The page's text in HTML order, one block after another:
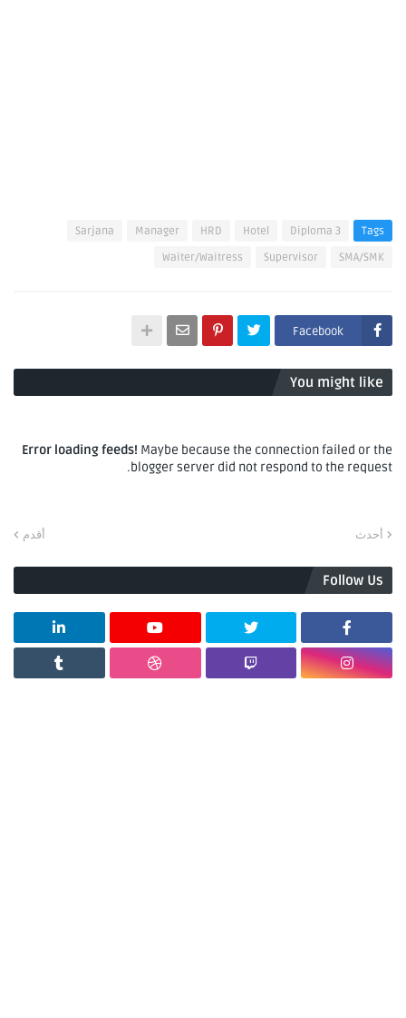
Tags
Diploma 3
Hotel
HRD
Manager
Sarjana
SMA/SMK
Supervisor
Waiter/Waitress
Facebook
You might like
Error loading feeds! Maybe because the connection failed or the
blogger server did not respond to the request.
أحدث أقدم
Follow Us